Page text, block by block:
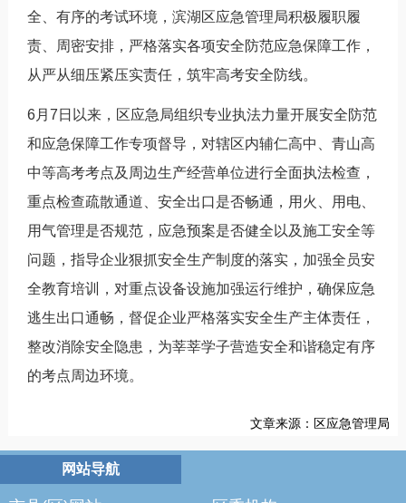
全、有序的考试环境，滨湖区应急管理局积极履职履
责、周密安排，严格落实各项安全防范应急保障工作，
从严从细压紧压实责任，筑牢高考安全防线。
6月7日以来，区应急局组织专业执法力量开展安全防范
和应急保障工作专项督导，对辖区内辅仁高中、青山高
中等高考考点及周边生产经营单位进行全面执法检查，
重点检查疏散通道、安全出口是否畅通，用火、用电、
用气管理是否规范，应急预案是否健全以及施工安全等
问题，指导企业狠抓安全生产制度的落实，加强全员安
全教育培训，对重点设备设施加强运行维护，确保应急
逃生出口通畅，督促企业严格落实安全生产主体责任，
整改消除安全隐患，为莘莘学子营造安全和谐稳定有序
的考点周边环境。
文章来源：区应急管理局